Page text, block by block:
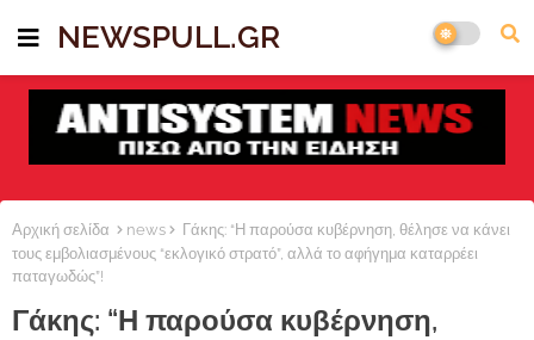
NEWSPULL.GR
Αρχική σελίδα news
Γάκης: “Η παρούσα κυβέρνηση, θέλησε να κάνει
τους εμβολιασμένους “εκλογικό στρατό”, αλλά το αφήγημα καταρρέει
παταγωδώς”!
Γάκης: “Η παρούσα κυβέρνηση,